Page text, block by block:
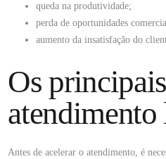
queda na produtividade;
perda de oportunidades
aumento da insatisfação do
Os
atendimento
Antes de acelerar o atendimento, é